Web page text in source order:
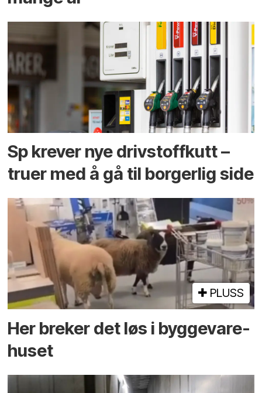
Sp krever nye drivstoffkutt –
truer med å gå til borgerlig side
PLUSS
Her breker det løs i bygge­vare­
huset